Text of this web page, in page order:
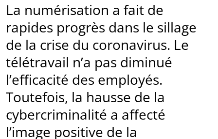
La numérisation a fait de
rapides progrès dans le sillage
de la crise du coronavirus. Le
télétravail n’a pas diminué
l’efficacité des employés.
Toutefois, la hausse de la
cybercriminalité a affecté
l’image positive de la